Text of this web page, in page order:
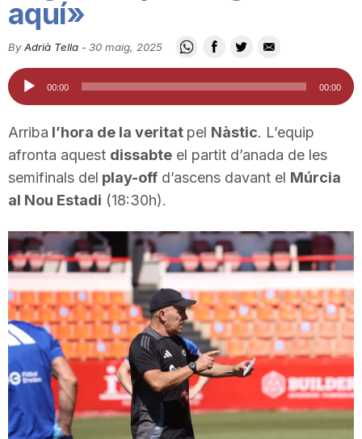
i
u
a
d
e
T
a
aquí»
By Adrià Tella -30 maig, 2025
Reproductor
d'àudio
00:00 00:00
Arriba l’hora de la veritat pel Nàstic. L’equip
afronta aquest dissabte el partit d’anada de les
semifinals del play-off d’ascens davant el Múrcia
al Nou Estadi (18:30h).